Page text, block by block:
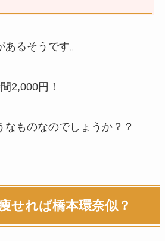
るそうです。
2,000円！
なものなのでしょうか？？
せれば橋本環奈似？